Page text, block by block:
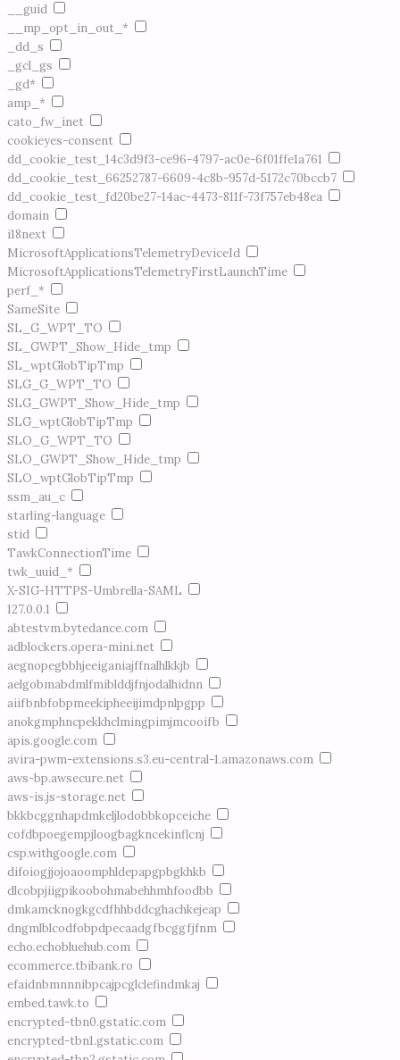
__guid
__mp_opt_in_out_*
_dd_s
_gcl_gs
_gd*
amp_*
cato_fw_inet
cookieyes-consent
dd_cookie_test_14c3d9f3-ce96-4797-ac0e-6f01ffe1a761
dd_cookie_test_66252787-6609-4c8b-957d-5172c70bccb7
dd_cookie_test_fd20be27-14ac-4473-811f-73f757eb48ea
domain
i18next
MicrosoftApplicationsTelemetryDeviceId
MicrosoftApplicationsTelemetryFirstLaunchTime
perf_*
SameSite
SL_G_WPT_TO
SL_GWPT_Show_Hide_tmp
SL_wptGlobTipTmp
SLG_G_WPT_TO
SLG_GWPT_Show_Hide_tmp
SLG_wptGlobTipTmp
SLO_G_WPT_TO
SLO_GWPT_Show_Hide_tmp
SLO_wptGlobTipTmp
ssm_au_c
starling-language
stid
TawkConnectionTime
twk_uuid_*
X-SIG-HTTPS-Umbrella-SAML
127.0.0.1
abtestvm.bytedance.com
adblockers.opera-mini.net
aegnopegbbhjeeiganiajffnalhlkkjb
aelgobmabdmlfmiblddjfnjodalhidnn
aiifbnbfobpmeekipheeijimdpnlpgpp
anokgmphncpekkhclmingpimjmcooifb
apis.google.com
avira-pwm-extensions.s3.eu-central-1.amazonaws.com
aws-bp.awsecure.net
aws-is.js-storage.net
bkkbcggnhapdmkeljlodobbkopceiche
cofdbpoegempjloogbagkncekinflcnj
csp.withgoogle.com
difoiogjjojoaoomphldepapgpbgkhkb
dlcobpjiigpikoobohmabehhmhfoodbb
dmkamcknogkgcdfhhbddcghachkejeap
dngmlblcodfobpdpecaadgfbcggfjfnm
echo.echobluehub.com
ecommerce.tbibank.ro
efaidnbmnnnibpcajpcglclefindmkaj
embed.tawk.to
encrypted-tbn0.gstatic.com
encrypted-tbn1.gstatic.com